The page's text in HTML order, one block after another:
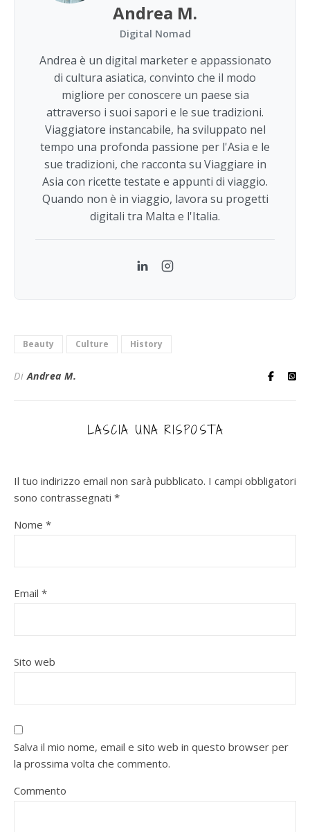
Andrea M.
Digital Nomad
Andrea è un digital marketer e appassionato
di cultura asiatica, convinto che il modo
migliore per conoscere un paese sia
attraverso i suoi sapori e le sue tradizioni.
Viaggiatore instancabile, ha sviluppato nel
tempo una profonda passione per l'Asia e le
sue tradizioni, che racconta su Viaggiare in
Asia con ricette testate e appunti di viaggio.
Quando non è in viaggio, lavora su progetti
digitali tra Malta e l'Italia.
LinkedInInstagram
Beauty Culture History
DiAndrea M.
LASCIA UNA RISPOSTA
Il tuo indirizzo email non sarà pubblicato. I campi obbligatori
sono contrassegnati *
Nome *
Email *
Sito web
Salva il mio nome, email e sito web in questo browser per
la prossima volta che commento.
Commento